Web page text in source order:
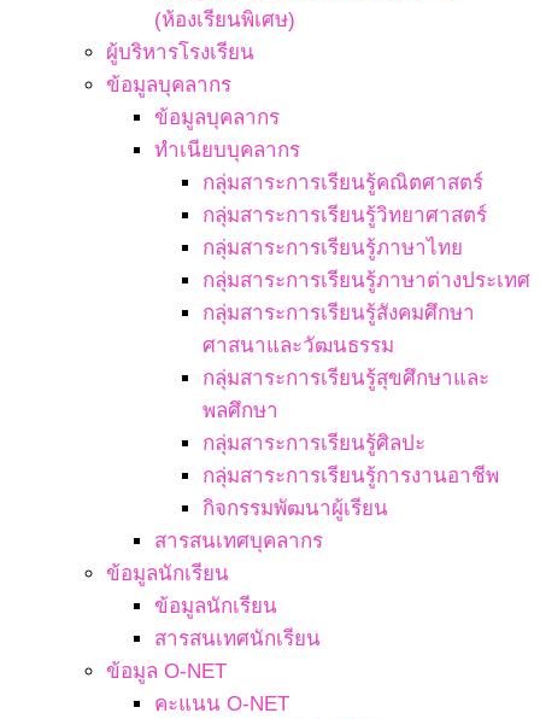
(ห้องเรียนพิเศษ)
ผู้บริหารโรงเรียน
ข้อมูลบุคลากร
ข้อมูลบุคลากร
ทำเนียบบุคลากร
กลุ่มสาระการเรียนรู้คณิตศาสตร์
กลุ่มสาระการเรียนรู้วิทยาศาสตร์
กลุ่มสาระการเรียนรู้ภาษาไทย
กลุ่มสาระการเรียนรู้ภาษาต่างประเทศ
กลุ่มสาระการเรียนรู้สังคมศึกษา
ศาสนาและวัฒนธรรม
กลุ่มสาระการเรียนรู้สุขศึกษาและ
พลศึกษา
กลุ่มสาระการเรียนรู้ศิลปะ
กลุ่มสาระการเรียนรู้การงานอาชีพ
กิจกรรมพัฒนาผู้เรียน
สารสนเทศบุคลากร
ข้อมูลนักเรียน
ข้อมูลนักเรียน
สารสนเทศนักเรียน
ข้อมูล O-NET
คะแนน O-NET